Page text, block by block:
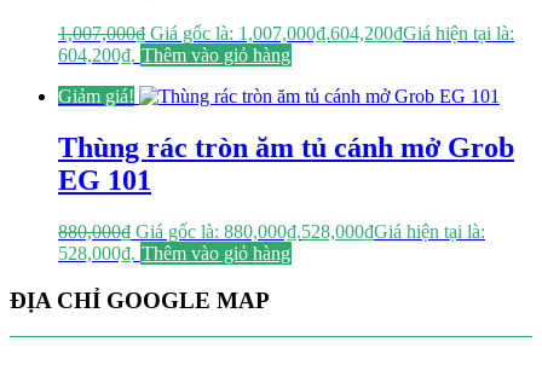
1,007,000₫ Giá gốc là: 1,007,000₫.604,200₫Giá hiện tại là:
604,200₫. Thêm vào giỏ hàng
Giảm giá!
Thùng rác tròn ăm tủ cánh mở Grob
EG 101
880,000₫ Giá gốc là: 880,000₫.528,000₫Giá hiện tại là:
528,000₫. Thêm vào giỏ hàng
ĐỊA CHỈ GOOGLE MAP